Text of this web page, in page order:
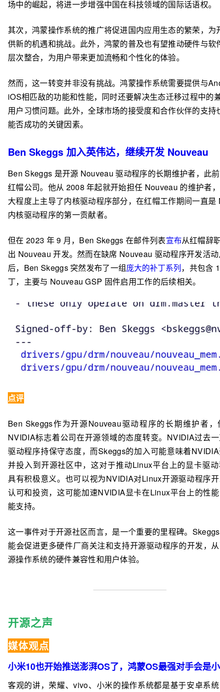
场中的崛起，将进一步增强中国在科技领域的国际话语权。
其次，鸿蒙操作系统的推广将促进国内应用生态的繁荣，为
供新的机遇和挑战。此外，鸿蒙的普及也有望推动硬件与软
层次整合，为用户带来更加流畅和个性化的体验。
然而，这一转变并非没有挑战。鸿蒙操作系统需要提供与
iOS相匹敌的功能和性能，同时还要解决生态迁移过程中的
用户习惯问题。此外，全球市场的接受度和合作伙伴的支持
能否成功的关键因素。
Ben Skeggs 加入英伟达，继续开发 Nouveau
Ben Skeggs 是开源 Nouveau 驱动程序的长期维护者，此
红帽公司。他从 2008 年起就开始担任 Nouveau 的维护者
大程度上主导了内核驱动程序部分，在红帽工作期间一直是
内核驱动程序的第一贡献者。
但在 2023 年 9 月，Ben Skeggs 在邮件列表宣布从红帽辞
出 Nouveau 开发。然而在缺席 Nouveau 驱动程序开发活
后，Ben Skeggs 突然发布了一组庞大的补丁系列，共包含
丁，主要与 Nouveau GSP 固件启用工作的后续相关。
点评
Ben Skeggs作为开源Nouveau驱动程序的长期维护者
NVIDIA标志着公司在开源领域的态度转变。NVIDIA过去
驱动程序持保守态度，而Skeggs的加入可能意味着
并投入到开源社区中，这对于推动Linux平台上的显卡驱
具有积极意义。也可以视为NVIDIA对Linux开源驱动程序
认可和投资，这可能加速NVIDIA显卡在Linux平台上的性
能支持。
这一事件对于开源社区而言，是一个重要的里程碑。
能会促进更多硬件厂商关注和支持开源驱动程序的开发，
源操作系统的硬件兼容性和用户体验。
开源之声
媒体观点
小米10也开始推送澎湃OS了，鸿蒙OS最强对手会是
客观的讲，荣耀、vivo、小米的操作系统都是基于安卓系